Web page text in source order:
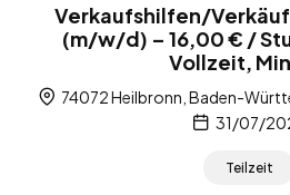
Verkaufshilfen/
(m/w/d) – 16,00 € /
Vollzeit,
74072 Heilbronn, Baden-
31/07/
Teilzeit